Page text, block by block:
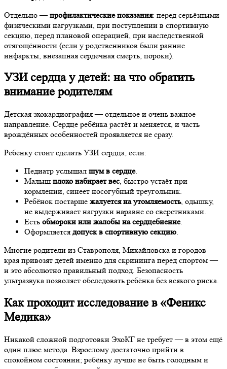
Отдельно —профилактические показания: перед серьёзными
физическими нагрузками, при поступлении в спортивную
секцию, перед плановой операцией, при наследственной
отягощённости (если у родственников были ранние
инфаркты, внезапная сердечная смерть, пороки).
УЗИ сердца у детей: на что обратить
внимание родителям
Детская эхокардиография — отдельное и очень важное
направление. Сердце ребёнка растёт и меняется, и часть
врождённых особенностей проявляется не сразу.
Ребёнку стоит сделать УЗИ сердца, если:
Педиатр услышал шум в сердце.
Малыш плохо набирает вес, быстро устаёт при
кормлении, синеет носогубный треугольник.
Ребёнок постарше жалуется на утомляемость, одышку,
не выдерживает нагрузки наравне со сверстниками.
Есть обмороки или жалобы на сердцебиение.
Оформляется допуск в спортивную секцию.
Многие родители из Ставрополя, Михайловска и городов
края привозят детей именно для скрининга перед спортом —
и это абсолютно правильный подход. Безопасность
ультразвука позволяет обследовать ребёнка без всякого риска.
Как проходит исследование в «Феникс
Медика»
Никакой сложной подготовки ЭхоКГ не требует — в этом ещё
один плюс метода. Взрослому достаточно прийти в
спокойном состоянии; ребёнку лучше не быть голодным и